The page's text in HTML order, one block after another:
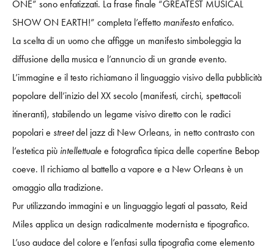
ONE” sono enfatizzati. La frase finale “GREATEST MUSICAL
SHOW ON EARTH!” completa l’effetto manifestoenfatico.
La scelta di un uomo che affigge un manifesto simboleggia la
diffusione della musica e l’annuncio di un grande evento.
L’immagine e il testo richiamano il linguaggio visivo della pubblicità
popolare dell’inizio del XX secolo (manifesti, circhi, spettacoli
itineranti), stabilendo un legame visivo diretto con le radici
popolari e streetdel jazz di New Orleans, in netto contrasto con
l’estetica più intellettuale e fotografica tipica delle copertine Bebop
coeve. Il richiamo al battello a vapore e a New Orleans è un
omaggio alla tradizione.
Pur utilizzando immagini e un linguaggio legati al passato, Reid
Miles applica un design radicalmente modernista e tipografico.
L’uso audace del colore e l’enfasi sulla tipografia come elemento